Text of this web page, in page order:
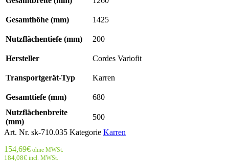
Gesamthöhe (mm) 1425
Nutzflächentiefe (mm) 200
Hersteller Cordes Variofit
Transportgerät-Typ Karren
Gesamttiefe (mm)
680
Nutzflächenbreite
(mm)
500
Art. Nr. sk-710.035 Kategorie Karren
154,69€ ohne MWSt.
184,08€ incl. MWSt.